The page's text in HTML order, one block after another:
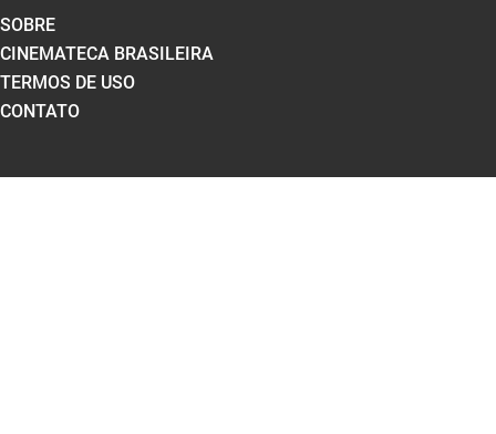
SOBRE
CINEMATECA BRASILEIRA
TERMOS DE USO
CONTATO